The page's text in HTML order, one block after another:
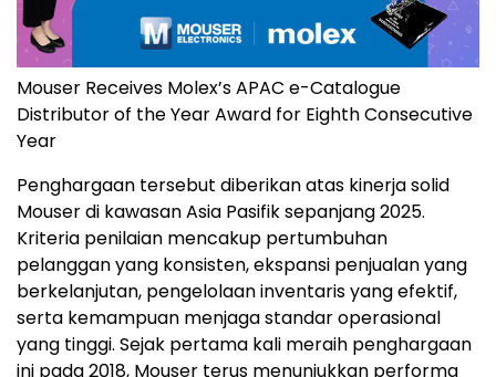
Mouser Receives Molex’s APAC e-Catalogue
Distributor of the Year Award for Eighth Consecutive
Year
Penghargaan tersebut diberikan atas kinerja solid
Mouser di kawasan Asia Pasifik sepanjang 2025.
Kriteria penilaian mencakup pertumbuhan
pelanggan yang konsisten, ekspansi penjualan yang
berkelanjutan, pengelolaan inventaris yang efektif,
serta kemampuan menjaga standar operasional
yang tinggi. Sejak pertama kali meraih penghargaan
ini pada 2018, Mouser terus menunjukkan performa